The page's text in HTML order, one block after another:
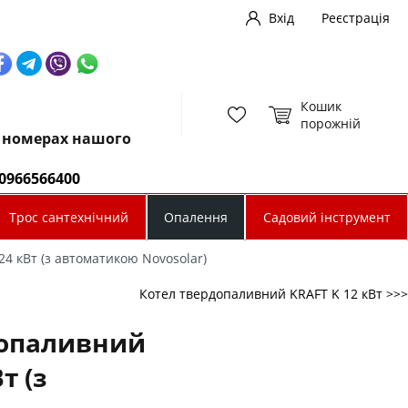
Вхід Реєстрація
номерах нашого
Кошик
порожній
Трос сантехнічний Опалення Садовий інструмент
кВт (з автоматикою Novosolar)
Котел твердопаливний KRAFT K 12 кВт >>>
(з